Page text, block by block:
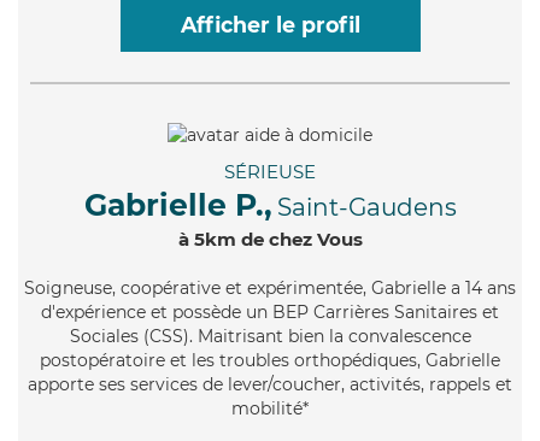
Afficher le profil
SÉRIEUSE
Gabrielle P., Saint-Gaudens
à 5km de chez Vous
Soigneuse, coopérative et expérimentée, Gabrielle a 14 ans
d'expérience et possède un BEP Carrières Sanitaires et
Sociales (CSS). Maitrisant bien la convalescence
postopératoire et les troubles orthopédiques, Gabrielle
apporte ses services de lever/coucher, activités, rappels et
mobilité*